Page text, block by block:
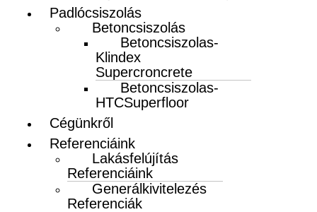
Padlócsiszolás
Betoncsiszolás
Betoncsiszolas-
Klindex
Supercroncrete
Betoncsiszolas-
HTCSuperfloor
Cégünkről
Referenciáink
Lakásfelújítás
Referenciáink
Generálkivitelezés
Referenciák